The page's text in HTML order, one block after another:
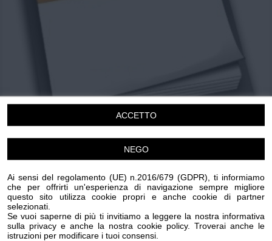
ACCETTO
NEGO
Ai sensi del regolamento (UE) n.2016/679 (GDPR), ti informiamo
che per offrirti un'esperienza di navigazione sempre migliore
questo sito utilizza cookie propri e anche cookie di partner
selezionati.
Se vuoi saperne di più ti invitiamo a leggere la nostra informativa
sulla privacy e anche la nostra cookie policy. Troverai anche le
istruzioni per modificare i tuoi consensi.
Concerto di Pasqua
Domenica 20 Aprile 2025
21.30
Lavagna
PasquaMusica